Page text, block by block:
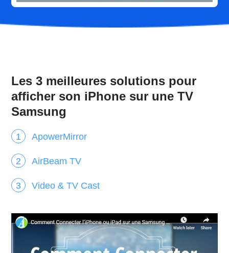
Les 3 meilleures solutions pour
afficher son iPhone sur une TV
Samsung
ApowerMirror
AirBeam TV
Video & TV Cast